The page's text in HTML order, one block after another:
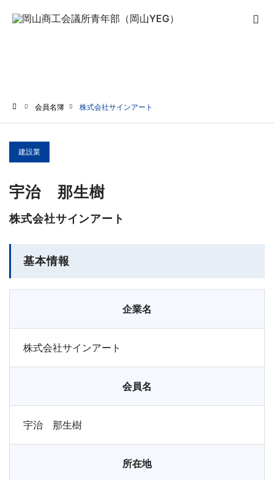
会員名簿 株式会社サインアート
建設業
宇治 那生樹
株式会社サインアート
基本情報
企業名
株式会社サインアート
会員名
宇治 那生樹
所在地